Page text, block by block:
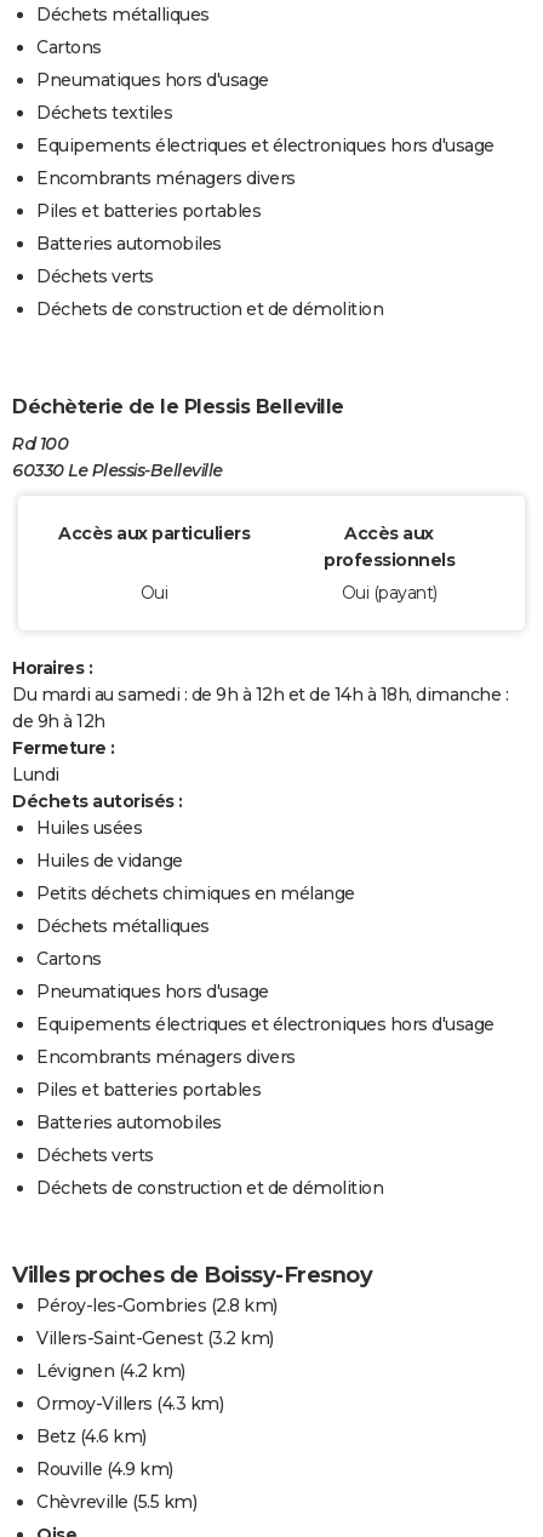
Déchets métalliques
Cartons
Pneumatiques hors d'usage
Déchets textiles
Equipements électriques et électroniques hors d'usage
Encombrants ménagers divers
Piles et batteries portables
Batteries automobiles
Déchets verts
Déchets de construction et de démolition
Déchèterie de le Plessis Belleville
Rd 100
60330 Le Plessis-Belleville
Accès aux particuliers
Accès aux
professionnels
Oui
Oui (payant)
Horaires :
Du mardi au samedi : de 9h à 12h et de 14h à 18h, dimanche :
de 9h à 12h
Fermeture :
Lundi
Déchets autorisés :
Huiles usées
Huiles de vidange
Petits déchets chimiques en mélange
Déchets métalliques
Cartons
Pneumatiques hors d'usage
Equipements électriques et électroniques hors d'usage
Encombrants ménagers divers
Piles et batteries portables
Batteries automobiles
Déchets verts
Déchets de construction et de démolition
Villes proches de Boissy-Fresnoy
Péroy-les-Gombries (2.8 km)
Villers-Saint-Genest(3.2 km)
Lévignen (4.2 km)
Ormoy-Villers (4.3 km)
Betz (4.6 km)
Rouville (4.9 km)
Chèvreville (5.5 km)